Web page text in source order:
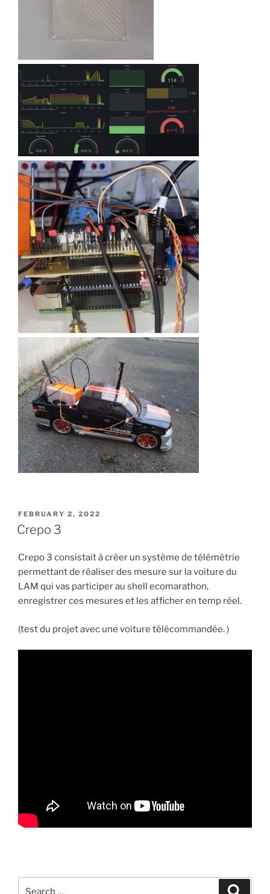
POSTED
ON
FEBRUARY 2, 2022
Crepo 3
Crepo 3 consistait à créer un système de télémétrie
permettant de réaliser des mesure sur la voiture du
LAM qui vas participer au shell ecomarathon,
enregistrer ces mesures et les afficher en temp réel.
(test du projet avec une voiture télécommandée. )